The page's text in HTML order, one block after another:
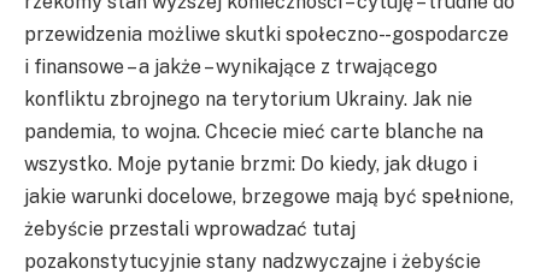
przewidzenia możliwe skutki społeczno- -gospodarcze
i finansowe – a jakże – wynikające z trwającego
konfliktu zbrojnego na terytorium Ukrainy. Jak nie
pandemia, to wojna. Chcecie mieć carte blanche na
wszystko. Moje pytanie brzmi: Do kiedy, jak długo i
jakie warunki docelowe, brzegowe mają być spełnione,
żebyście przestali wprowadzać tutaj
pozakonstytucyjnie stany nadzwyczajne i żebyście